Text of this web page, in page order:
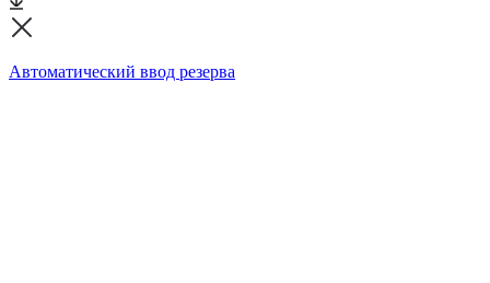
Автоматический ввод резерва